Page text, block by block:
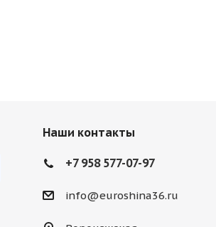
Наши контакты
+7 958 577-07-97
info@euroshina36.ru